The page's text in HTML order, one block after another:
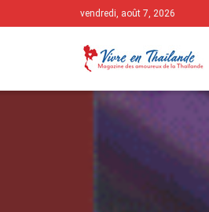
vendredi, août 7, 2026